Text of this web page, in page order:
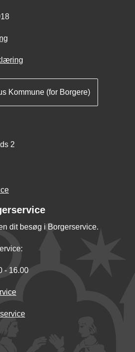
Kommune (for Borgere)
2
dit besøg i Borgerservice.
- 16.00